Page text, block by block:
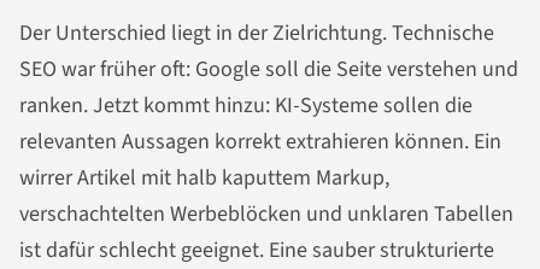
Der Unterschied liegt in der Zielrichtung. Technische
SEO war früher oft: Google soll die Seite verstehen und
ranken. Jetzt kommt hinzu: KI-Systeme sollen die
relevanten Aussagen korrekt extrahieren können. Ein
wirrer Artikel mit halb kaputtem Markup,
verschachtelten Werbeblöcken und unklaren Tabellen
ist dafür schlecht geeignet. Eine sauber strukturierte